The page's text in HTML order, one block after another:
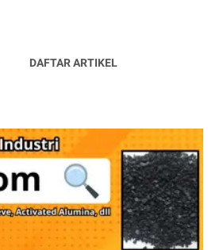
DAFTAR ARTIKEL